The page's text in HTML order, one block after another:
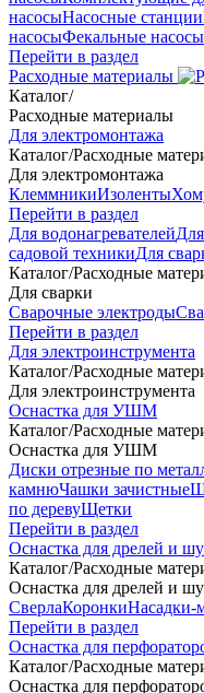
насосыНасосные станции
насосыФекальные насосы
Перейти в раздел
Расходные материалы
Каталог/
Расходные материалы
Для электромонтажа
Каталог/Расходные
Для электромонтажа
КлеммникиИзоленты
Перейти в раздел
Для водонагревателей
садовой техникиДля
Каталог/Расходные
Для сварки
Сварочные электроды
Перейти в раздел
Для электроинструмента
Каталог/Расходные
Для электроинструмента
Оснастка для УШМ
Каталог/Расходные
Оснастка для УШМ
Диски отрезные по
камнюЧашки зачистные
по деревуЩетки
Перейти в раздел
Оснастка для дрелей и
Каталог/Расходные
Оснастка для дрелей и
СверлаКоронкиНасадки-
Перейти в раздел
Оснастка для
Каталог/Расходные
Оснастка для